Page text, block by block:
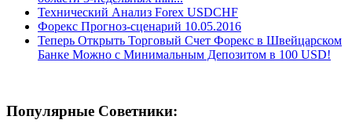
Технический Анализ Forex USDCHF
Форекс Прогноз-сценарий 10.05.2016
Теперь Открыть Торговый Счет Форекс в Швейцарском
Банке Можно с Минимальным Депозитом в 100 USD!
Популярные Советники: